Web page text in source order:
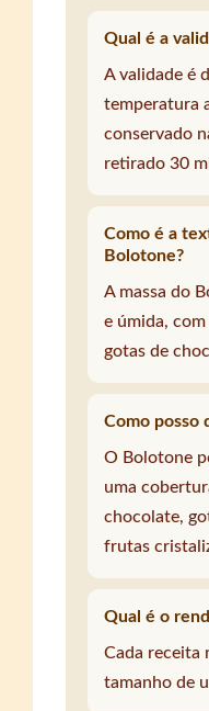
Qual é a
A validade é
temperatura
conservado
retirado 30
Como é a
Bolotone?
A massa do
e úmida,
gotas de
Como posso
O Bolotone
uma
chocolate,
frutas
Qual é o
Cada receita
tamanho de